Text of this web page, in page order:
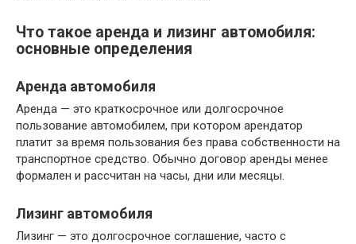
Что такое аренда и лизинг автомобиля:
основные определения
Аренда автомобиля
Аренда — это краткосрочное или долгосрочное
пользование автомобилем, при котором арендатор
платит за время пользования без права собственности на
транспортное средство. Обычно договор аренды менее
формален и рассчитан на часы, дни или месяцы.
Лизинг автомобиля
Лизинг — это долгосрочное соглашение, часто с